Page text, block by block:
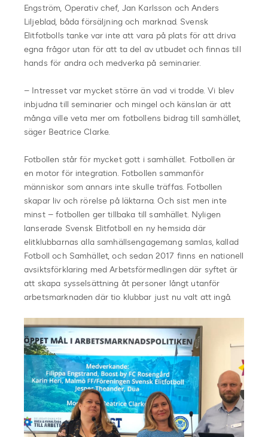
Engström, Operativ chef, Jan Karlsson och Anders
Liljeblad, båda försäljning och marknad. Svensk
Elitfotbolls tanke var inte att vara på plats för att driva
egna frågor utan för att ta del av utbudet och finnas till
hands för andra och medverka på seminarier.
– Intresset var mycket större än vad vi trodde. Vi blev
inbjudna till seminarier och mingel och känslan är att
många ville veta mer om fotbollens bidrag till samhället,
säger Beatrice Clarke.
Fotbollen står för mycket gott i samhället. Fotbollen är
en motor för integration. Fotbollen sammanför
människor som annars inte skulle träffas. Fotbollen
skapar liv och rörelse på läktarna. Och sist men inte
minst – fotbollen ger tillbaka till samhället. Nyligen
lanserade Svensk Elitfotboll en ny hemsida där
elitklubbarnas alla samhällsengagemang samlas, kallad
Fotboll och Samhället, och sedan 2017 finns en nationell
avsiktsförklaring med Arbetsförmedlingen där syftet är
att skapa sysselsättning åt personer långt utanför
arbetsmarknaden där tio klubbar just nu valt att ingå.